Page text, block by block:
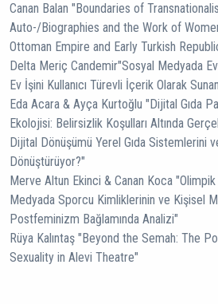
Canan Balan "Boundaries of
Auto-/Biographies and the Work of
Ottoman Empire and Early Turkish
Delta Meriç Candemir"Sosyal Medyada
Ev İşini Kullanıcı Türevli İçerik Olarak
Eda Acara & Ayça Kurtoğlu "Dijital Gıda
Ekolojisi: Belirsizlik Koşulları Altında
Dijital Dönüşümü Yerel Gıda Sistemlerini
Dönüştürüyor?"
Merve Altun Ekinci & Canan Koca "Olimpik
Medyada Sporcu Kimliklerinin ve Kişisel
Postfeminizm Bağlamında Analizi"
Rüya Kalıntaş "Beyond the Semah: The
Sexuality in Alevi Theatre"